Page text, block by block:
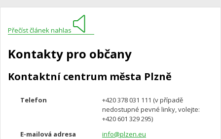
Přečíst článek nahlas
Kontakty pro občany
Kontaktní centrum města Plzně
Telefon
+420 378 031 111 (v případě
nedostupné pevné linky, volejte:
+420 601 329 295)
E-mailová adresa
info@plzen.eu